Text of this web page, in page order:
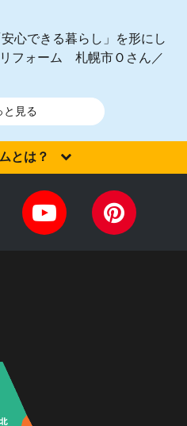
心できる暮らし」を形にし
フォーム 札幌市Ｏさん／
と見る
とは？
（いえズーム）は（株）北海道
の取材を元に、優れたハウスメ
です。
YouTube
チ